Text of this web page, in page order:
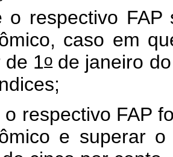
o respectivo FAP
caso em
de 1ode janeiro
o respectivo FAP
e superar